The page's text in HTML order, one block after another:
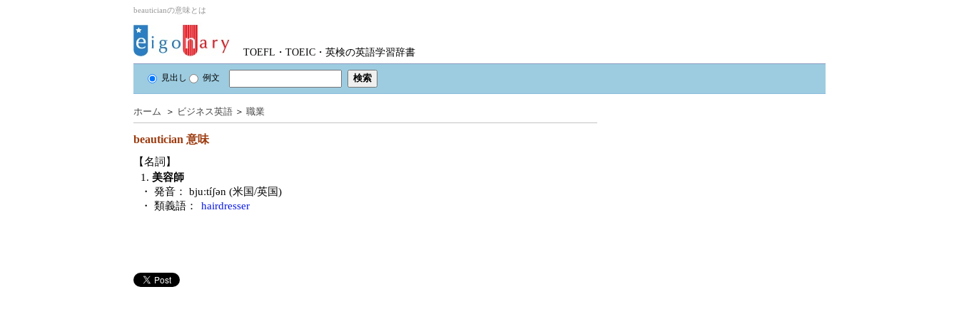
beauticianの意味とは
TOEFL・TOEIC・英検の英語学習辞書
見出し 例文
ホーム ＞ ビジネス英語 ＞ 職業
beautician 意味
【名詞】
1. 美容師
・ 発音：
bjuːtíʃən (米国/英国)
・ 類義語：
hairdresser